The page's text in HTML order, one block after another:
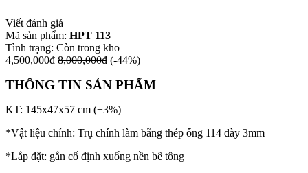
Viết đánh giá
Mã sản phẩm: HPT 113
Tình trạng: Còn trong kho
4,500,000đ 8,000,000đ (-44%)
THÔNG TIN SẢN PHẨM
KT: 145x47x57 cm (±3%)
*Vật liệu chính: Trụ chính làm bằng thép ống 114 dày 3mm
*Lắp đặt: gắn cố định xuống nền bê tông